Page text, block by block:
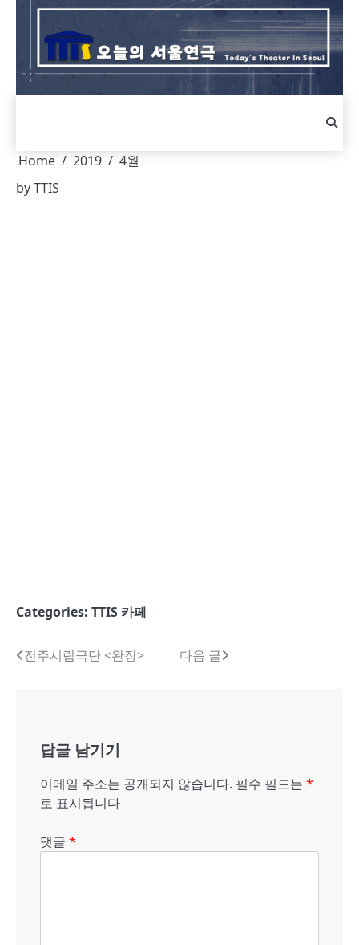
Skip
content
Home 2019
4월
byTTIS
Categories: TTIS 카페
글전주시립극단 <완장> 다음 글
답글 남기기
이메일 주소는 공개되지 않습니다. 필수 필드는 *
로 표시됩니다
댓글 *